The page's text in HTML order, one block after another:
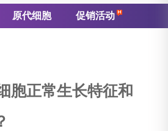
原代细胞 促销活动
胞正常生长特征和